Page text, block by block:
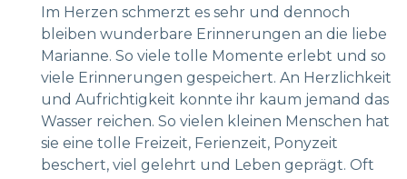
Im Herzen schmerzt es sehr und dennoch
bleiben wunderbare Erinnerungen an die liebe
Marianne. So viele tolle Momente erlebt und so
viele Erinnerungen gespeichert. An Herzlichkeit
und Aufrichtigkeit konnte ihr kaum jemand das
Wasser reichen. So vielen kleinen Menschen hat
sie eine tolle Freizeit, Ferienzeit, Ponyzeit
beschert, viel gelehrt und Leben geprägt. Oft